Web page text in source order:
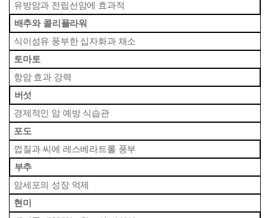
유방암과 전립선암에 효과적
배추와 콜리플라워
식이섬유 풍부한 십자화과 채소
토마토
항암 효과 강력
버섯
경제적인 암 예방 식습관
포도
껍질과 씨에 레스베라트롤 풍부
부추
암세포의 성장 억제
현미